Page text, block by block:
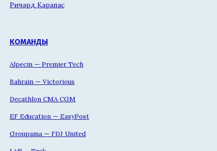
Ричард Карапас
КОМАНДЫ
Alpecin — Premier Tech
Bahrain — Victorious
Decathlon CMA CGM
EF Education — EasyPost
Groupama — FDJ United